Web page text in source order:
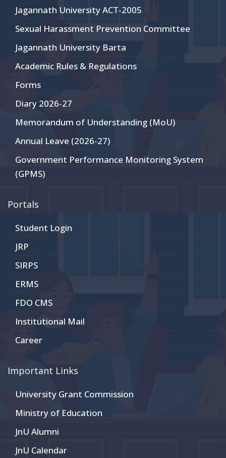
Jagannath University ACT-2005
Sexual Harassment Prevention Committee
Jagannath University Barta
Academic Rules & Regulations
Forms
Diary 2026-27
Memorandum of Understanding (MoU)
Annual Leave (2026-27)
Government Performance Monitoring System
(GPMS)
Portals
Student Login
JRP
SIRPS
ERMS
FDO CMS
Institutional Mail
Career
Important Links
University Grant Commission
Ministry of Education
JnU Alumni
JnU Calendar